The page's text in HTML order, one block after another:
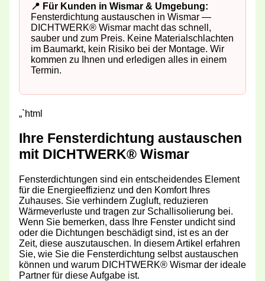
📍 Für Kunden in Wismar & Umgebung:
Fensterdichtung austauschen in Wismar —
DICHTWERK® Wismar macht das schnell,
sauber und zum Preis. Keine Materialschlachten
im Baumarkt, kein Risiko bei der Montage. Wir
kommen zu Ihnen und erledigen alles in einem
Termin.
„`html
Ihre Fensterdichtung austauschen
mit DICHTWERK® Wismar
Fensterdichtungen sind ein entscheidendes Element
für die Energieeffizienz und den Komfort Ihres
Zuhauses. Sie verhindern Zugluft, reduzieren
Wärmeverluste und tragen zur Schallisolierung bei.
Wenn Sie bemerken, dass Ihre Fenster undicht sind
oder die Dichtungen beschädigt sind, ist es an der
Zeit, diese auszutauschen. In diesem Artikel erfahren
Sie, wie Sie die Fensterdichtung selbst austauschen
können und warum DICHTWERK® Wismar der ideale
Partner für diese Aufgabe ist.